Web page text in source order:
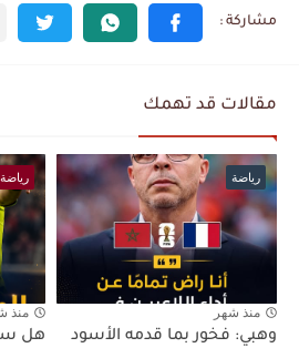
مقالات قد تهمك
رياضة
منذ شهر
وهبي: فخور بما قدمه الأسود
رياضة
منذ
هل